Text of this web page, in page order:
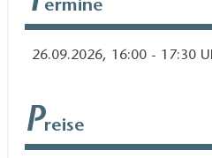
ermine
26.09.2026, 16:00 - 17:30
Preise